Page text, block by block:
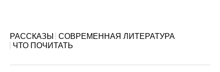
РАССКАЗЫ
СОВРЕМЕННАЯ ЛИТЕРАТУРА
ЧТО ПОЧИТАТЬ